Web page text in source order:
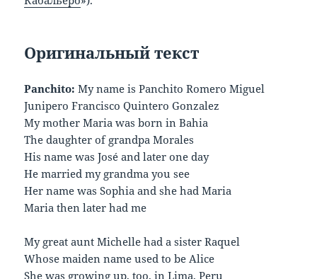
Оригинальный текст
Panchito: My name is Panchito Romero Miguel
Junipero Francisco Quintero Gonzalez
My mother Maria was born in Bahia
The daughter of grandpa Morales
His name was José and later one day
He married my grandma you see
Her name was Sophia and she had Maria
Maria then later had me
My great aunt Michelle had a sister Raquel
Whose maiden name used to be Alice
She was growing up, too, in Lima, Peru